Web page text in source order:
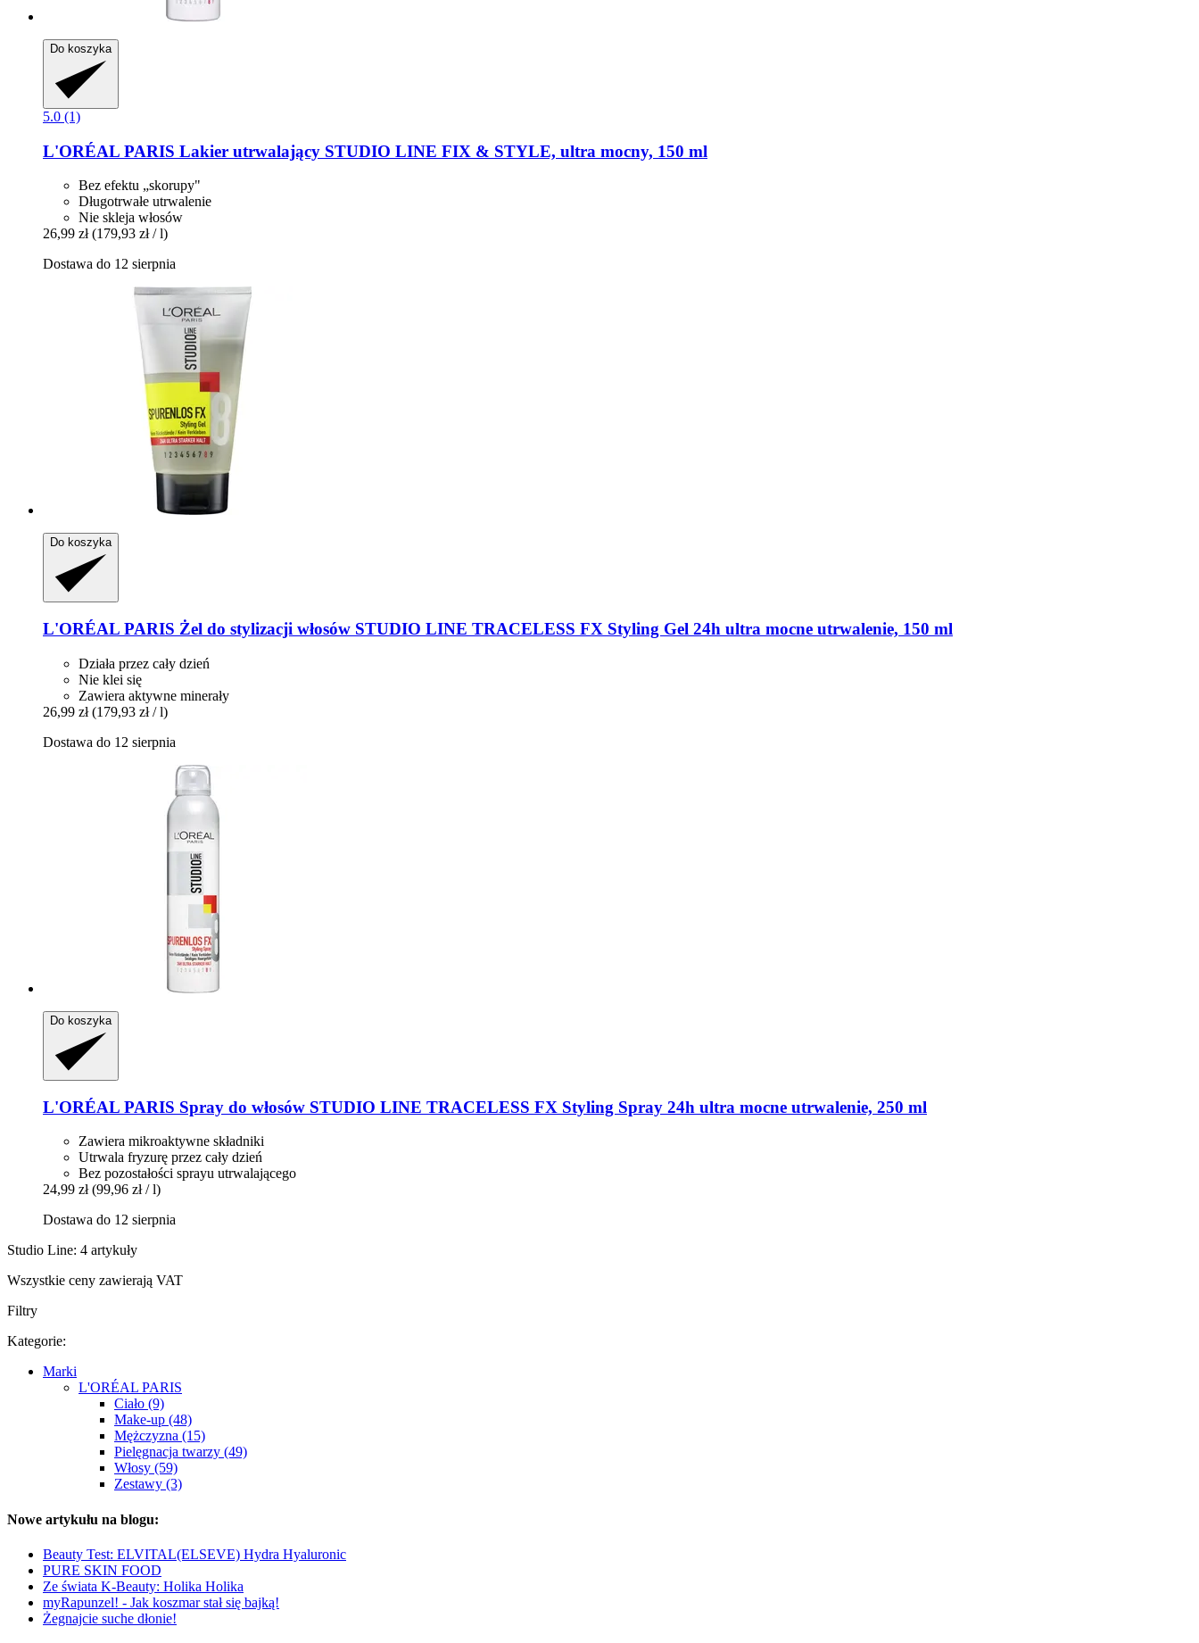
Do koszyka
5.0 (1)
L'ORÉAL PARIS Lakier utrwalający STUDIO LINE FIX & STYLE, ultra mocny, 150 ml
Bez efektu „skorupy"
Długotrwałe utrwalenie
Nie skleja włosów
26,99 zł (179,93 zł / l)
Dostawa do 12 sierpnia
Do koszyka
L'ORÉAL PARIS Żel do stylizacji włosów STUDIO LINE TRACELESS FX Styling Gel 24h ultra mocne utrwalenie, 150 ml
Działa przez cały dzień
Nie klei się
Zawiera aktywne minerały
26,99 zł (179,93 zł / l)
Dostawa do 12 sierpnia
Do koszyka
L'ORÉAL PARIS Spray do włosów STUDIO LINE TRACELESS FX Styling Spray 24h ultra mocne utrwalenie, 250 ml
Zawiera mikroaktywne składniki
Utrwala fryzurę przez cały dzień
Bez pozostałości sprayu utrwalającego
24,99 zł (99,96 zł / l)
Dostawa do 12 sierpnia
Studio Line: 4 artykuły
Wszystkie ceny zawierają VAT
Filtry
Kategorie:
Marki
L'ORÉAL PARIS
Ciało (9)
Make-up (48)
Mężczyzna (15)
Pielęgnacja twarzy (49)
Włosy (59)
Zestawy (3)
Nowe artykułu na blogu:
Beauty Test: ELVITAL(ELSEVE) Hydra Hyaluronic
PURE SKIN FOOD
Ze świata K-Beauty: Holika Holika
myRapunzel! - Jak koszmar stał się bajką!
Żegnajcie suche dłonie!